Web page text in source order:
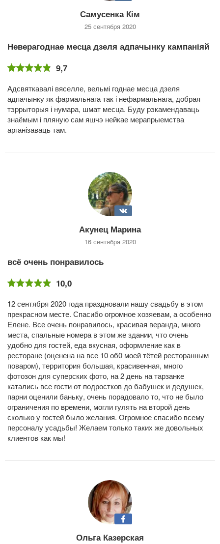
Самусенка Кім
25 сентября 2020
Неверагоднае месца дзеля адпачынку кампаніяй
9,7
Адсвяткавалі вяселле, вельмі годнае месца дзеля
адпачынку як фармальнага так і нефармальнага, добрая
тэррыторыя і нумара, шмат месца. Буду рэкамендаваць
знаёмым і пляную сам яшчэ нейкае мерапрыемства
арганізаваць там.
Акунец Марина
16 сентября 2020
всё очень понравилось
10,0
12 сентября 2020 года праздновали нашу свадьбу в этом
прекрасном месте. Спасибо огромное хозяевам, а особенно
Елене. Все очень понравилось, красивая веранда, много
места, спальные номера в этом же здании, что очень
удобно для гостей, еда вкусная, оформление как в
ресторане (оценена на все 10 об0 моей тётей ресторанным
поваром), территория большая, красивенная, много
фотозон для суперских фото, на 2 день на тарзанке
катались все гости от подростков до бабушек и дедушек,
парни оценили баньку, очень порадовало то, что не было
ограничения по времени, могли гулять на второй день
сколько у гостей было желания. Огромное спасибо всему
персоналу усадьбы! Желаем только таких же довольных
клиентов как мы!
Ольга Казерская